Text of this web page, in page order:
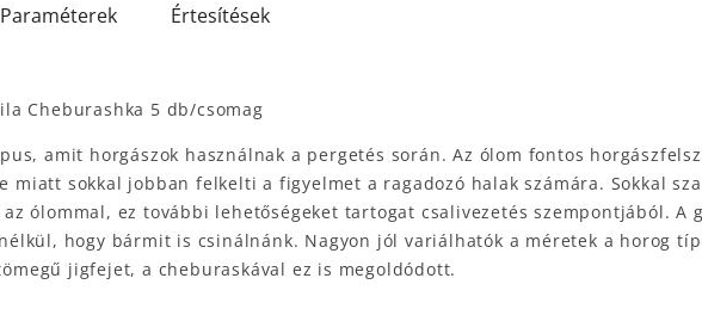
Paraméterek Értesítések
Cheburashka 5 db/csomag
amit horgászok használnak a pergetés során. Az ólom fontos
sokkal jobban felkelti a figyelmet a ragadozó halak számára. Sokkal
ólommal, ez további lehetőségeket tartogat csalivezetés szempontjából.
hogy bármit is csinálnánk. Nagyon jól variálhatók a méretek a horog
jigfejet, a cheburaskával ez is megoldódott.